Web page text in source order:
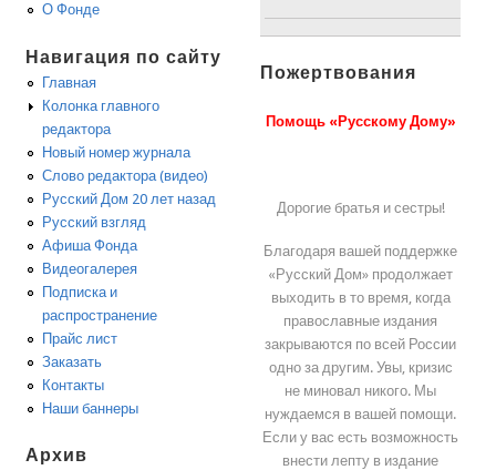
О Фонде
Навигация по сайту
Главная
Колонка главного
редактора
Новый номер журнала
Слово редактора (видео)
Русский Дом 20 лет назад
Русский взгляд
Афиша Фонда
Видеогалерея
Подписка и
распространение
Прайс лист
Заказать
Контакты
Наши баннеры
Архив
Пожертвования
Помощь «Русскому Дому»
Дорогие братья и сестры!
Благодаря вашей поддержке
«Русский Дом» продолжает
выходить в то время, когда
православные издания
закрываются по всей России
одно за другим. Увы, кризис
не миновал никого. Мы
нуждаемся в вашей помощи.
Если у вас есть возможность
внести лепту в издание